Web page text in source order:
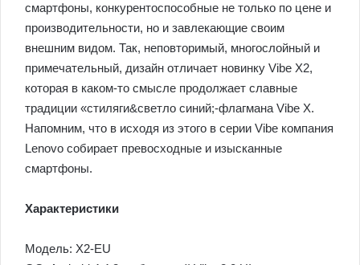
смартфоны, конкурентоспособные не только по цене и
производительности, но и завлекающие своим
внешним видом. Так, неповторимый, многослойный и
примечательный, дизайн отличает новинку Vibe X2,
которая в каком-то смысле продолжает славные
традиции «стиляги&светло синий;-флагмана Vibe X.
Напомним, что в исходя из этого в серии Vibe компания
Lenovo собирает превосходные и изысканные
смартфоны.
Характеристики
Модель: X2-EU